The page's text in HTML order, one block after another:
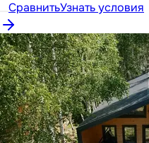
СравнитьУзнать условия